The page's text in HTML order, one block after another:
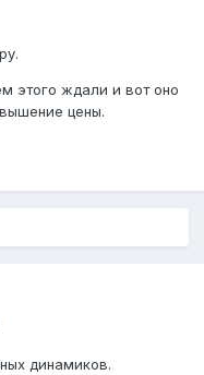
этого ждали и вот оно
цены.
динамиков.